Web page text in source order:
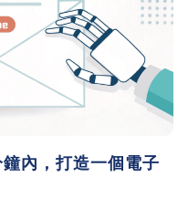
內，打造一個電子